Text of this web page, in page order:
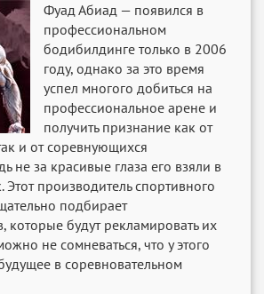
Фуад Абиад — появился в
профессиональном
бодибилдинге только в 2006
году, однако за это время
успел многого добиться на
профессиональное арене и
получить признание как от
и от соревнующихся
не за красивые глаза его взяли в
Этот производитель спортивного
подбирает
которые будут рекламировать их
не сомневаться, что у этого
в соревновательном